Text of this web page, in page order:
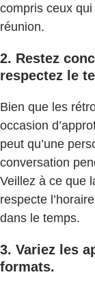
compris ceux
réunion.
2. Restez
respectez le
Bien que les
occasion
peut qu’une
conversation
Veillez à ce que
respecte
dans le temps.
3. Variez les
formats.